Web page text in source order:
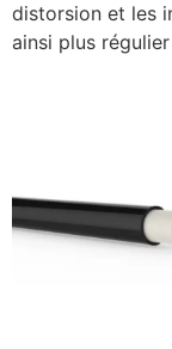
distorsion et les
ainsi plus